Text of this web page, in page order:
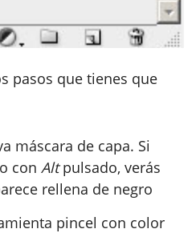
pasos que tienes que
máscara de capa. Si
con Altpulsado, verás
rellena de negro
pincel con color